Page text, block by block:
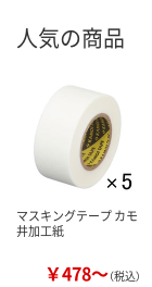
人気の商品
マスキングテープ カモ
井加工紙
￥478～（税込）